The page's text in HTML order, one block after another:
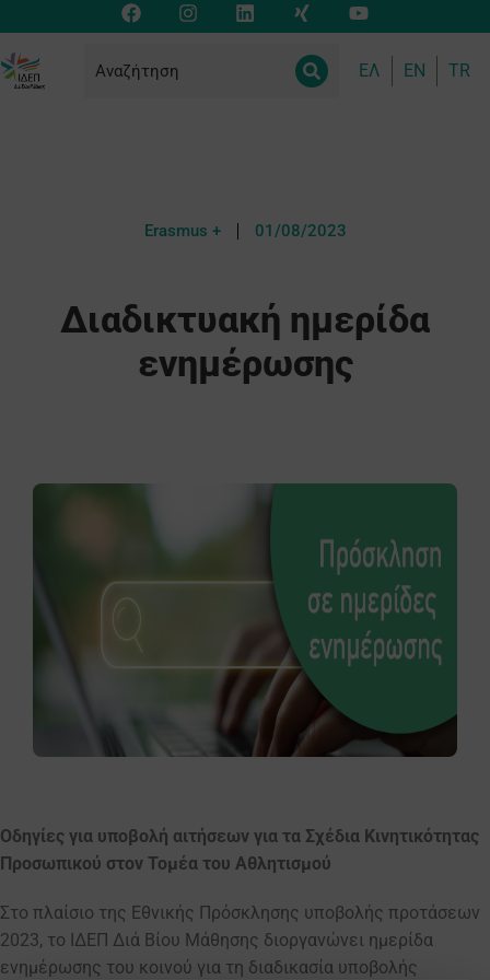
ΕΛ EN TR
Erasmus + 01/08/2023
Διαδικτυακή ημερίδα
ενημέρωσης
Οδηγίες για υποβολή αιτήσεων για τα Σχέδια Κινητικότητας
Προσωπικού στον Τομέα του Αθλητισμού
Στο πλαίσιο της Εθνικής Πρόσκλησης υποβολής προτάσεων
2023, το ΙΔΕΠ Διά Βίου Μάθησης διοργανώνει ημερίδα
ενημέρωσης του κοινού για τη διαδικασία υποβολής